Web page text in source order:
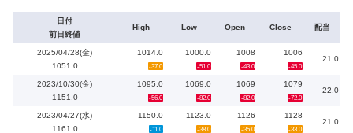
日付
前日終値
High Low Open Close 配当
2025/04/28(金)
1051.0
1014.0
-37.0
1000.0
-51.0
1008
-43.0
1006
-45.0
21.0
2023/10/30(金)
1151.0
1095.0
-56.0
1069.0
-82.0
1069
-82.0
1079
-72.0
22.0
2023/04/27(水)
1161.0
1150.0
-11.0
1123.0
-38.0
1126
-35.0
1128
-33.0
21.0